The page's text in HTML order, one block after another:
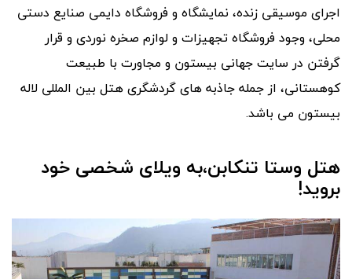
اجرای موسیقی زنده، نمایشگاه و فروشگاه دایمی صنایع دستی
محلی، وجود فروشگاه تجهیزات و لوازم صخره نوردی و قرار
گرفتن در سایت جهانی بیستون و مجاورت با طبیعت
کوهستانی، از جمله جاذبه های گردشگری هتل بین المللی لاله
بیستون می باشد.
هتل وستا تنکابن،به ویلای شخصی خود
بروید!